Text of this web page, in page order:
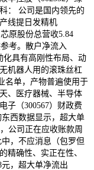
： 公司是国内领先的
线提日发精机
原股份总营收5.84
考。散户净流入
化具有高刚性布局、动
机器人用的滚珠丝杠
名单，产物普遍使用于
、医疗器械、半导体
子（300567）财政费
西数据显示，超大单
公司正在应收账款周
，不应消息（包罗但
精确性、实正在性、
，超大单净流出